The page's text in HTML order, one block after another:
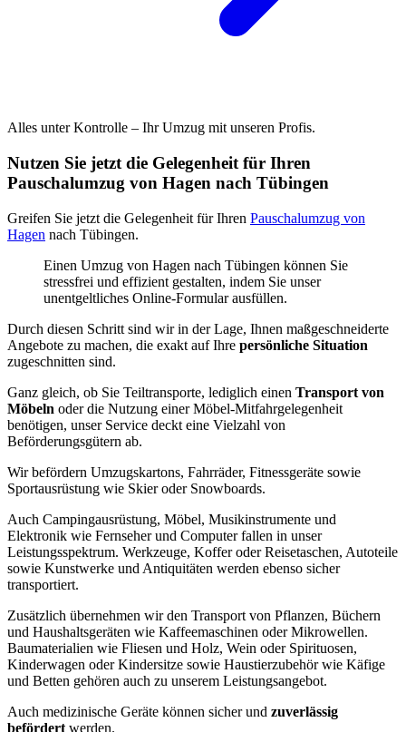
Alles unter Kontrolle – Ihr Umzug mit unseren Profis.
Nutzen Sie jetzt die Gelegenheit für Ihren
Pauschalumzug von Hagen nach Tübingen
Greifen Sie jetzt die Gelegenheit für Ihren Pauschalumzug von
Hagen nach Tübingen.
Einen Umzug von Hagen nach Tübingen können Sie
stressfrei und effizient gestalten, indem Sie unser
unentgeltliches Online-Formular ausfüllen.
Durch diesen Schritt sind wir in der Lage, Ihnen maßgeschneiderte
Angebote zu machen, die exakt auf Ihre persönliche Situation
zugeschnitten sind.
Ganz gleich, ob Sie Teiltransporte, lediglich einen Transport von
Möbeln oder die Nutzung einer Möbel-Mitfahrgelegenheit
benötigen, unser Service deckt eine Vielzahl von
Beförderungsgütern ab.
Wir befördern Umzugskartons, Fahrräder, Fitnessgeräte sowie
Sportausrüstung wie Skier oder Snowboards.
Auch Campingausrüstung, Möbel, Musikinstrumente und
Elektronik wie Fernseher und Computer fallen in unser
Leistungsspektrum. Werkzeuge, Koffer oder Reisetaschen, Autoteile
sowie Kunstwerke und Antiquitäten werden ebenso sicher
transportiert.
Zusätzlich übernehmen wir den Transport von Pflanzen, Büchern
und Haushaltsgeräten wie Kaffeemaschinen oder Mikrowellen.
Baumaterialien wie Fliesen und Holz, Wein oder Spirituosen,
Kinderwagen oder Kindersitze sowie Haustierzubehör wie Käfige
und Betten gehören auch zu unserem Leistungsangebot.
Auch medizinische Geräte können sicher und zuverlässig
befördert werden.